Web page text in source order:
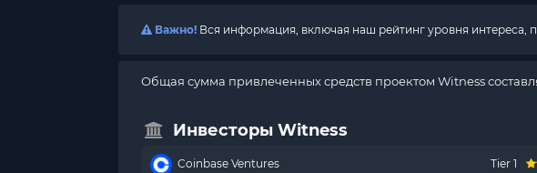
Важно! Вся информация, включая наш рейтинг уровня интереса,
Общая сумма привлеченных средств проектом Witness
Инвесторы Witness
Coinbase Ventures Tier 1